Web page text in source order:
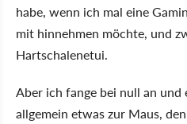
habe, wenn ich mal eine
mit hinnehmen möchte, und
Hartschalenetui.
Aber ich fange bei null an und
allgemein etwas zur Maus,